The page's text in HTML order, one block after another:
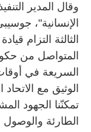
وقال المدير
الإنسانية"،
الثالثة التزام
المتواصل من
السريعة في
الوثيق مع
تمكنّنا الجهود
الطارئة والوصول